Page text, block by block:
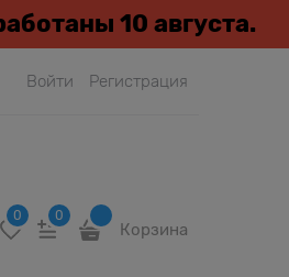
10 августа.
Войти Регистрация
0 0
Корзина